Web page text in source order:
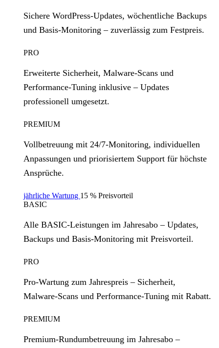
Sichere WordPress‑Updates, wöchentliche Backups
und Basis‑Monitoring – zuverlässig zum Festpreis.
PRO
Erweiterte Sicherheit, Malware‑Scans und
Performance‑Tuning inklusive – Updates
professionell umgesetzt.
PREMIUM
Vollbetreuung mit 24/7‑Monitoring, individuellen
Anpassungen und priorisiertem Support für höchste
Ansprüche.
jährliche Wartung 15 % Preisvorteil
BASIC
Alle BASIC‑Leistungen im Jahresabo – Updates,
Backups und Basis‑Monitoring mit Preisvorteil.
PRO
Pro‑Wartung zum Jahrespreis – Sicherheit,
Malware‑Scans und Performance‑Tuning mit Rabatt.
PREMIUM
Premium‑Rundumbetreuung im Jahresabo –